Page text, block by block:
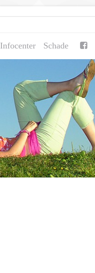
Infocenter Schade